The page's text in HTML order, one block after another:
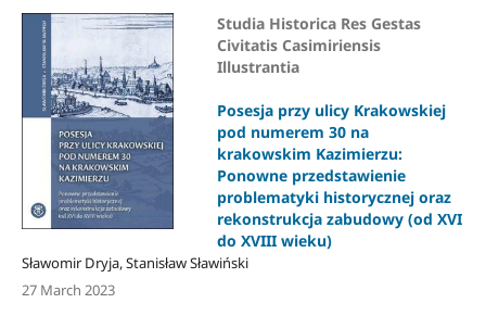
Studia Historica Res Gestas
Civitatis Casimiriensis
Illustrantia
Posesja przy ulicy Krakowskiej
pod numerem 30 na
krakowskim Kazimierzu:
Ponowne przedstawienie
problematyki historycznej oraz
rekonstrukcja zabudowy (od XVI
do XVIII wieku)
Sławomir Dryja, Stanisław Sławiński
27 March 2023